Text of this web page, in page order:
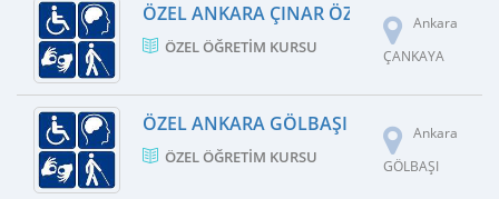
ÖZEL ANKARA ÇINAR ÖZEL ÖĞRETIM
ÖZEL ÖĞRETIM KURSU
Ankara
ÇANKAYA
ÖZEL ANKARA GÖLBAŞI SINAV MOGAN
ÖZEL ÖĞRETIM KURSU
Ankara
GÖLBAŞI